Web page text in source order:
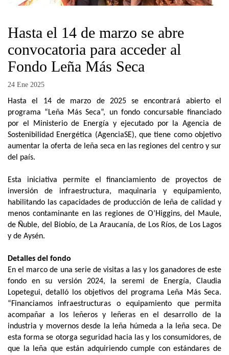
Hasta el 14 de marzo se abre
convocatoria para acceder al
Fondo Leña Más Seca
24 Ene 2025
Hasta el 14 de marzo de 2025 se encontrará abierto el
programa “Leña Más Seca”, un fondo concursable financiado
por el Ministerio de Energía y ejecutado por la Agencia de
Sostenibilidad Energética (AgenciaSE), que tiene como objetivo
aumentar la oferta de leña seca en las regiones del centro y sur
del país.
Esta iniciativa permite el financiamiento de proyectos de
inversión de infraestructura, maquinaria y equipamiento,
habilitando las capacidades de producción de leña de calidad y
menos contaminante en las regiones de O’Higgins, del Maule,
de Ñuble, del Biobío, de La Araucanía, de Los Ríos, de Los Lagos
y de Aysén.
Detalles del fondo
En el marco de una serie de visitas a las y los ganadores de este
fondo en su versión 2024, la seremi de Energía, Claudia
Lopetegui, detalló los objetivos del programa Leña Más Seca.
“Financiamos infraestructuras o equipamiento que permita
acompañar a los leñeros y leñeras en el desarrollo de la
industria y movernos desde la leña húmeda a la leña seca. De
esta forma se otorga seguridad hacia las y los consumidores, de
que la leña que están adquiriendo cumple con estándares de